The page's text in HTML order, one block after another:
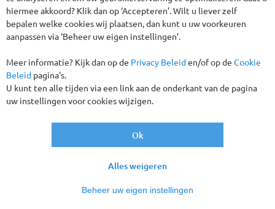
Sorteren
op
Verder filteren
Tot € 70,- korting p.p.!
hiermee akkoord? Klik dan op ‘Accepteren’. Wilt u liever zelf
bepalen welke cookies wij plaatsen, dan kunt u uw voorkeuren
aanpassen via ‘Beheer uw eigen instellingen’.
Meer informatie? Kijk dan op de Privacy Beleiden/of op de Cookie
Beleid pagina's.
U kunt ten alle tijden via een link aan de onderkant van de pagina
uw instellingen voor cookies wijzigen.
Beheer uw eigen instellingen
Alles weigeren
Ok